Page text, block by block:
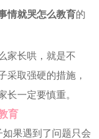
情就哭怎么教育的
家长哄，就是不
采取强硬的措施，
长一定要慎重。
育
果遇到了问题只会